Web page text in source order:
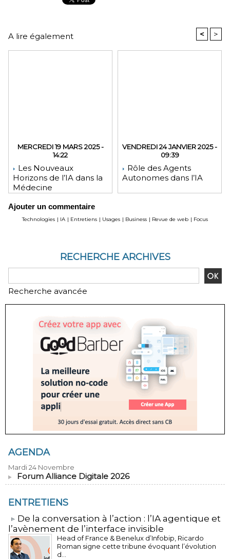
A lire également < >
MERCREDI 19 MARS 2025 -
14:22
Les Nouveaux
Horizons de l’IA dans la
Médecine
VENDREDI 24 JANVIER 2025 -
09:39
Rôle des Agents
Autonomes dans l’IA
Ajouter un commentaire
Technologies | IA | Entretiens | Usages | Business | Revue de web | Focus
RECHERCHE ARCHIVES
Recherche avancée
AGENDA
Mardi 24 Novembre
Forum Alliance Digitale 2026
ENTRETIENS
​De la conversation à l’action : l’IA agentique et
l’avènement de l’interface invisible
Head of France & Benelux d’Infobip, Ricardo
Roman signe cette tribune évoquant l’évolution
d...